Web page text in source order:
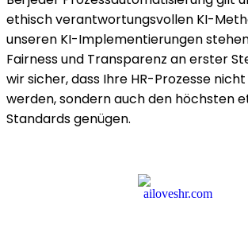
ethisch verantwortungsvollen KI-
unseren KI-Implementierungen
Fairness und Transparenz an erster
wir sicher, dass Ihre HR-Prozesse
werden, sondern auch den höchsten
Standards genügen.